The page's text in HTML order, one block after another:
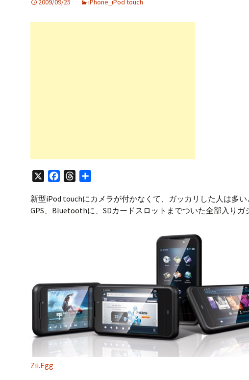
プ
2009/09/25 iPhone_iPod touch
c
e
r
e
新型iPod touchにカメラが付かなくて、ガッカリした人は多
GPS、Bluetoothに、SDカードスロットまでついた全部入りガ
Zii.Egg